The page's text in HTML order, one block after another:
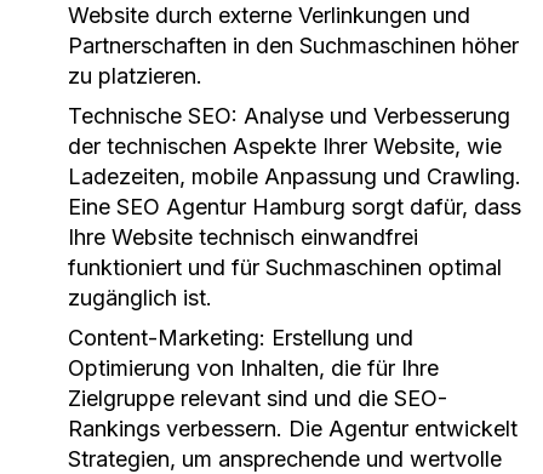
Website durch externe Verlinkungen und
Partnerschaften in den Suchmaschinen höher
zu platzieren.
Technische SEO: Analyse und Verbesserung
der technischen Aspekte Ihrer Website, wie
Ladezeiten, mobile Anpassung und Crawling.
Eine SEO Agentur Hamburg sorgt dafür, dass
Ihre Website technisch einwandfrei
funktioniert und für Suchmaschinen optimal
zugänglich ist.
Content-Marketing: Erstellung und
Optimierung von Inhalten, die für Ihre
Zielgruppe relevant sind und die SEO-
Rankings verbessern. Die Agentur entwickelt
Strategien, um ansprechende und wertvolle